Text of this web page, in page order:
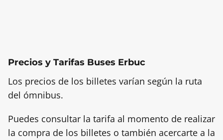
Precios y Tarifas Buses Erbuc
Los precios de los billetes varían según la ruta
del ómnibus.
Puedes consultar la tarifa al momento de realizar
la compra de los billetes o también acercarte a la